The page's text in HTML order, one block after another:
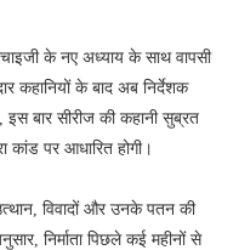
के नए अध्याय के साथ वापसी
के बाद अब निर्देशक
बार सीरीज की कहानी सुब्रत
कांड पर आधारित होगी।
विवादों और उनके पतन की
निर्माता पिछले कई महीनों से